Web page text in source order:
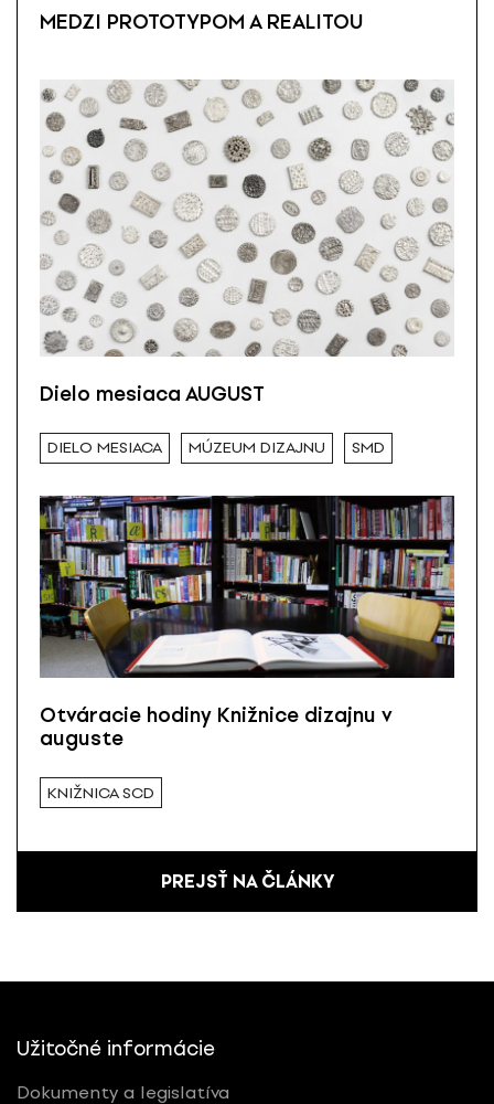
MEDZI PROTOTYPOM A REALITOU
Dielo mesiaca AUGUST
DIELO MESIACA MÚZEUM DIZAJNU SMD
Otváracie hodiny Knižnice dizajnu v
auguste
KNIŽNICA SCD
PREJSŤ NA ČLÁNKY
Užitočné informácie
Dokumenty a legislatíva